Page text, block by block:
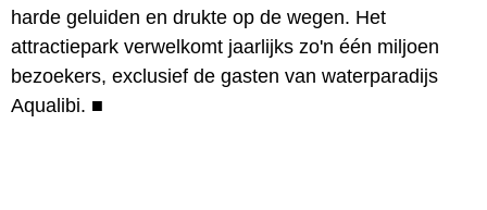
harde geluiden en drukte op de wegen. Het
attractiepark verwelkomt jaarlijks zo'n één miljoen
bezoekers, exclusief de gasten van waterparadijs
Aqualibi. ■